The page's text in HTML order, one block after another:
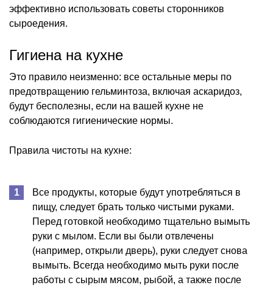
эффективно использовать советы сторонников
сыроедения.
Гигиена на кухне
Это правило неизменно: все остальные меры по
предотвращению гельминтоза, включая аскаридоз,
будут бесполезны, если на вашей кухне не
соблюдаются гигиенические нормы.
Правила чистоты на кухне:
Все продукты, которые будут употребляться в
пищу, следует брать только чистыми руками.
Перед готовкой необходимо тщательно вымыть
руки с мылом. Если вы были отвлечены
(например, открыли дверь), руки следует снова
вымыть. Всегда необходимо мыть руки после
работы с сырым мясом, рыбой, а также после